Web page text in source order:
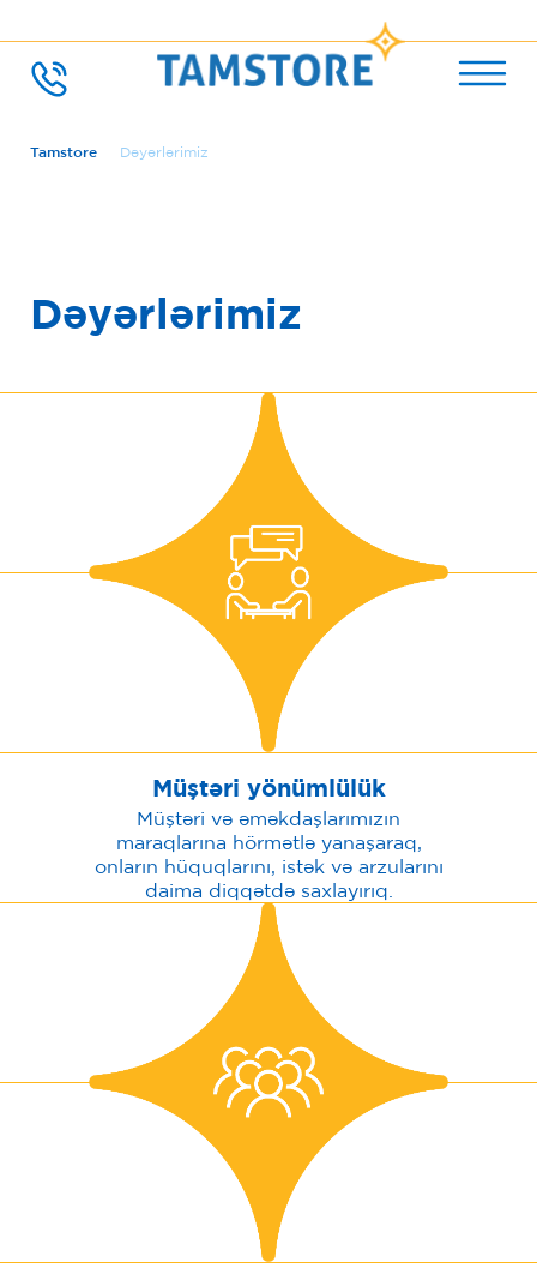
Tamstore Dəyərlərimiz
Dəyərlərimiz
Müştəri yönümlülük
Müştəri və əməkdaşlarımızın
maraqlarına hörmətlə yanaşaraq,
onların hüquqlarını, istək və arzularını
daima diqqətdə saxlayırıq.